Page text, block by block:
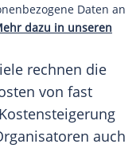
Daten an
dazu in unseren
rechnen die
von fast
auch